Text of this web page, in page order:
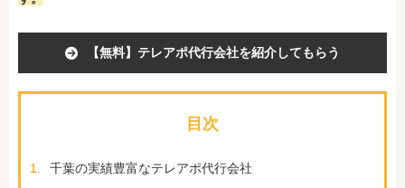
【無料】テレアポ代行会社を紹介してもらう
目次
1. 千葉の実績豊富なテレアポ代行会社